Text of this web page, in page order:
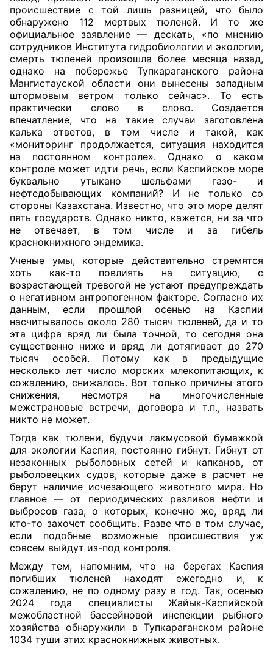
происшествие с той лишь разницей, что было
обнаружено 112 мертвых тюленей. И то же
официальное заявление — дескать, «по мнению
сотрудников Института гидробиологии и экологии,
смерть тюленей произошла более месяца назад,
однако на побережье Тупкараганского района
Мангистауской области они вынесены западным
штормовым ветром только сейчас». То есть
практически слово в слово. Создается
впечатление, что на такие случаи заготовлена
калька ответов, в том числе и такой, как
«мониторинг продолжается, ситуация находится
на постоянном контроле». Однако о каком
контроле может идти речь, если Каспийское море
буквально утыкано шельфами газо- и
нефтедобывающих компаний? И не только со
стороны Казахстана. Известно, что это море делят
пять государств. Однако никто, кажется, ни за что
не отвечает, в том числе и за гибель
краснокнижного эндемика.
Ученые умы, которые действительно стремятся
хоть как-то повлиять на ситуацию, с
возрастающей тревогой не устают предупреждать
о негативном антропогенном факторе. Согласно их
данным, если прошлой осенью на Каспии
насчитывалось около 280 тысяч тюленей, да и то
эта цифра вряд ли была точной, то сегодня она
существенно ниже и вряд ли дотягивает до 270
тысяч особей. Потому как в предыдущие
несколько лет число морских млекопитающих, к
сожалению, снижалось. Вот только причины этого
снижения, несмотря на многочисленные
межстрановые встречи, договора и т.п., назвать
никто не может.
Тогда как тюлени, будучи лакмусовой бумажкой
для экологии Каспия, постоянно гибнут. Гибнут от
незаконных рыболовных сетей и капканов, от
рыболовецких судов, которые даже в расчет не
берут наличие исчезающего животного мира. Но
главное — от периодических разливов нефти и
выбросов газа, о которых, конечно же, вряд ли
кто-то захочет сообщить. Разве что в том случае,
если подобные возможные происшествия уж
совсем выйдут из-под контроля.
Между тем, напомним, что на берегах Каспия
погибших тюленей находят ежегодно и, к
сожалению, не по одному разу в год. Так, осенью
2024 года специалисты Жайык-Каспийской
межобластной бассейновой инспекции рыбного
хозяйства обнаружили в Тупкараганском районе
1034 туши этих краснокнижных животных.